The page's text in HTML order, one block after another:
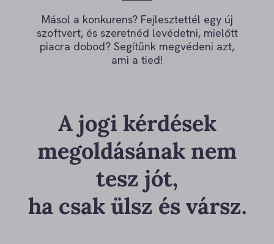
Másol a konkurens? Fejlesztettél egy új
szoftvert, és szeretnéd levédetni, mielőtt
piacra dobod? Segítünk megvédeni azt,
ami a tied!
A jogi kérdések
megoldásának nem
tesz jót,
ha csak ülsz és vársz.